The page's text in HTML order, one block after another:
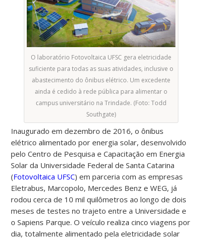
O laboratório Fotovoltaica UFSC gera eletricidade
suficiente para todas as suas atividades, inclusive o
abastecimento do ônibus elétrico. Um excedente
ainda é cedido à rede pública para alimentar o
campus universitário na Trindade. (Foto: Todd
Southgate)
Inaugurado em dezembro de 2016, o ônibus
elétrico alimentado por energia solar, desenvolvido
pelo Centro de Pesquisa e Capacitação em Energia
Solar da Universidade Federal de Santa Catarina
(Fotovoltaica UFSC) em parceria com as empresas
Eletrabus, Marcopolo, Mercedes Benz e WEG, já
rodou cerca de 10 mil quilômetros ao longo de dois
meses de testes no trajeto entre a Universidade e
o Sapiens Parque. O veículo realiza cinco viagens por
dia, totalmente alimentado pela eletricidade solar